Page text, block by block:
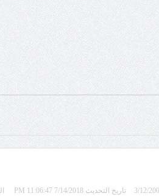
تاريخ التحديث 7/14/2018 11:06:47 PM